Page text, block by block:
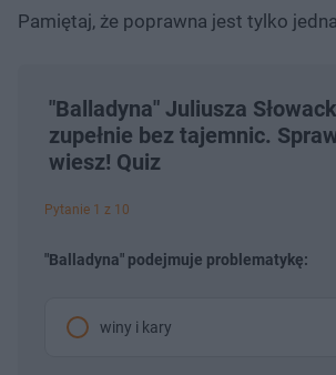
Pamiętaj, że poprawna jest tylko
"Balladyna" Juliusza
zupełnie bez tajemnic.
wiesz! Quiz
Pytanie 1 z 10
"Balladyna" podejmuje problematykę:
winy i kary